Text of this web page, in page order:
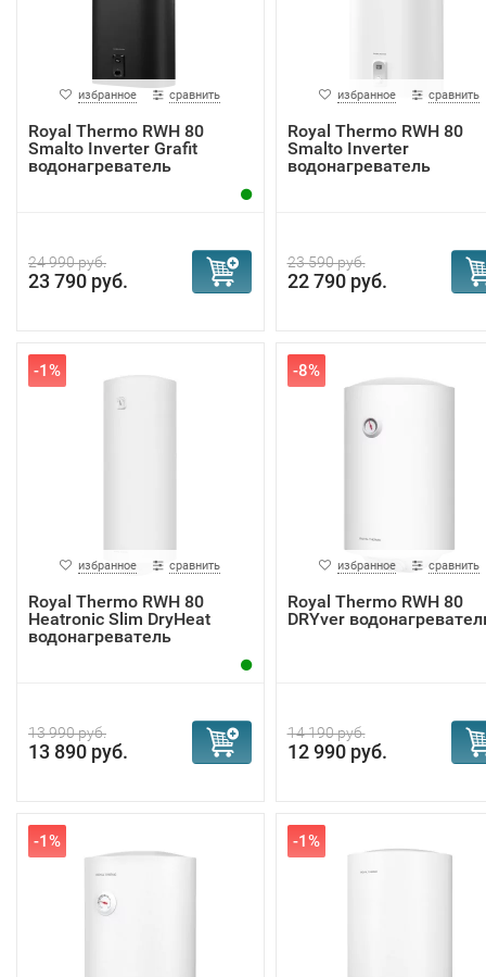
избранное сравнить
Royal Thermo RWH 80
Smalto Inverter Grafit
водонагреватель
24 990 руб.
23 790 руб.
избранное сравнить
Royal Thermo RWH 80
Smalto Inverter
водонагреватель
23 590 руб.
22 790 руб.
-1%
избранное сравнить
Royal Thermo RWH 80
Heatronic Slim DryHeat
водонагреватель
13 990 руб.
13 890 руб.
-8%
избранное сравнить
Royal Thermo RWH 80
DRYver
14 190 руб.
12 990 руб.
-1% -1%